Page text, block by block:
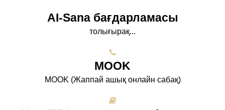
AI-Sana бағдарламасы
толығырақ...
МООK
МООK (Жаппай ашық онлайн сабақ)